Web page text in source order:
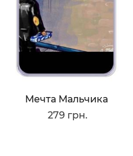
Мечта Мальчика
279 грн.